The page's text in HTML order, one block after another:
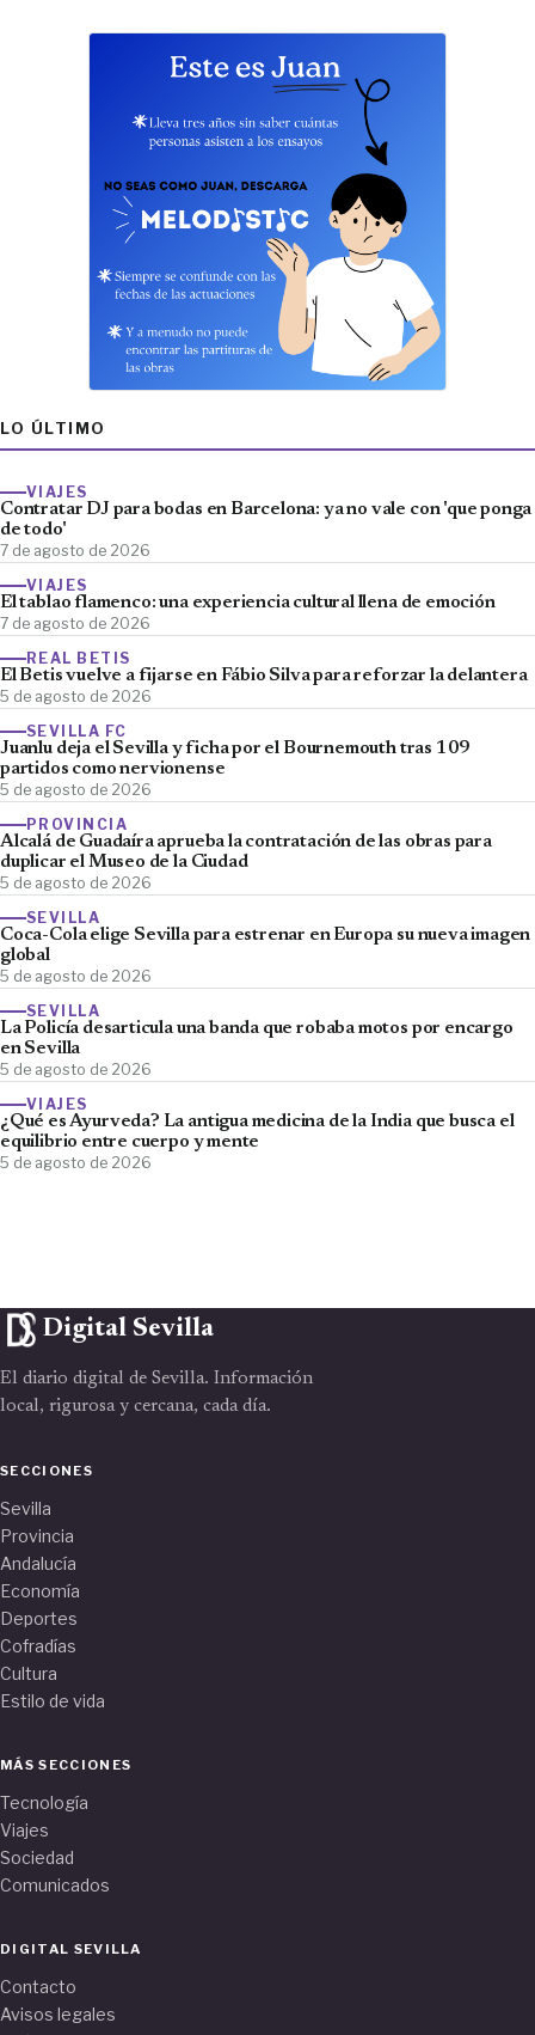
LO ÚLTIMO
VIAJES
Contratar DJ para bodas en Barcelona: ya no vale con 'que ponga
de todo'
7 de agosto de 2026
VIAJES
El tablao flamenco: una experiencia cultural llena de emoción
7 de agosto de 2026
REAL BETIS
El Betis vuelve a fijarse en Fábio Silva para reforzar la delantera
5 de agosto de 2026
SEVILLA FC
Juanlu deja el Sevilla y ficha por el Bournemouth tras 109
partidos como nervionense
5 de agosto de 2026
PROVINCIA
Alcalá de Guadaíra aprueba la contratación de las obras para
duplicar el Museo de la Ciudad
5 de agosto de 2026
SEVILLA
Coca-Cola elige Sevilla para estrenar en Europa su nueva imagen
global
5 de agosto de 2026
SEVILLA
La Policía desarticula una banda que robaba motos por encargo
en Sevilla
5 de agosto de 2026
VIAJES
¿Qué es Ayurveda? La antigua medicina de la India que busca el
equilibrio entre cuerpo y mente
5 de agosto de 2026
Digital Sevilla
El diario digital de Sevilla. Información
local, rigurosa y cercana, cada día.
SECCIONES
Sevilla
Provincia
Andalucía
Economía
Deportes
Cofradías
Cultura
Estilo de vida
MÁS SECCIONES
Tecnología
Viajes
Sociedad
Comunicados
DIGITAL SEVILLA
Contacto
Avisos legales